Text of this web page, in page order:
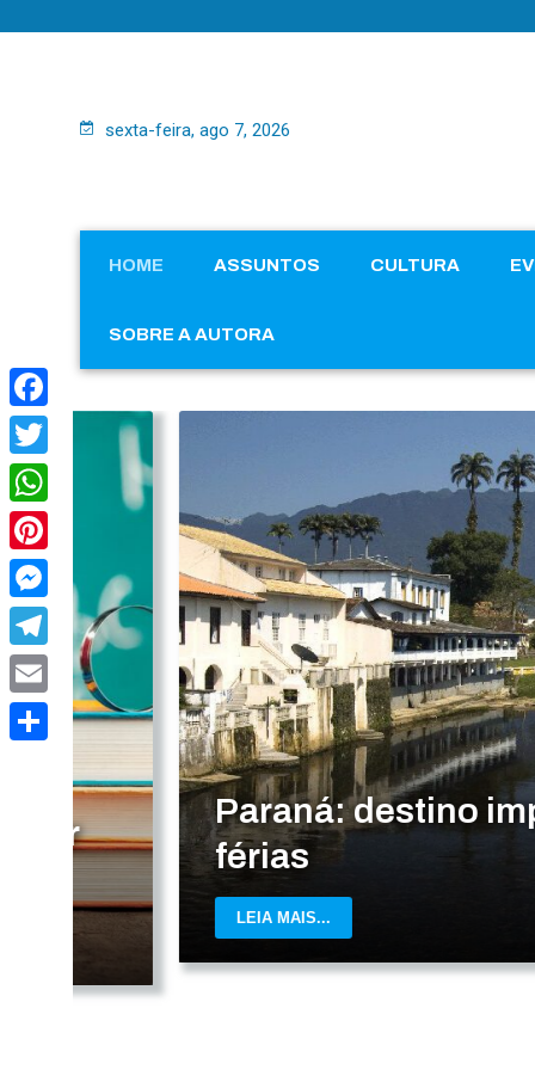
sexta-feira, ago 7, 2026
HOME ASSUNTOS CULTURA
SOBRE A AUTORA
Paraná: destino
férias
LEIA MAIS...
Facebook
Twitter
WhatsApp
Pinterest
Messenger
Telegram
Email